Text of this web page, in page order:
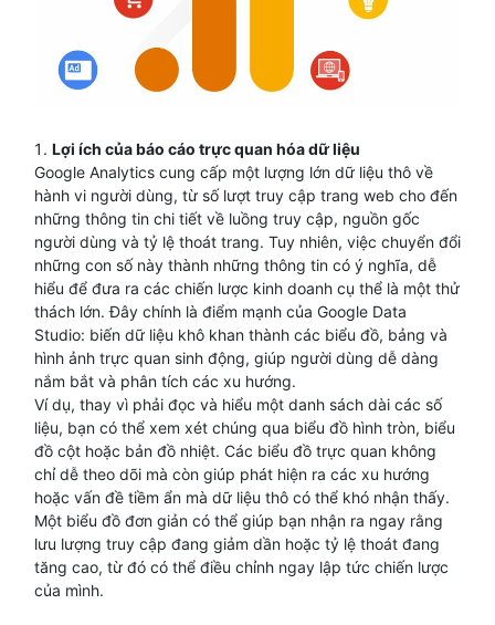
Lợi ích của báo cáo trực quan hóa dữ liệu
Google Analytics cung cấp một lượng lớn dữ liệu thô về
hành vi người dùng, từ số lượt truy cập trang web cho đến
những thông tin chi tiết về luồng truy cập, nguồn gốc
người dùng và tỷ lệ thoát trang. Tuy nhiên, việc chuyển đổi
những con số này thành những thông tin có ý nghĩa, dễ
hiểu để đưa ra các chiến lược kinh doanh cụ thể là một thử
thách lớn. Đây chính là điểm mạnh của Google Data
Studio: biến dữ liệu khô khan thành các biểu đồ, bảng và
hình ảnh trực quan sinh động, giúp người dùng dễ dàng
nắm bắt và phân tích các xu hướng.
Ví dụ, thay vì phải đọc và hiểu một danh sách dài các số
liệu, bạn có thể xem xét chúng qua biểu đồ hình tròn, biểu
đồ cột hoặc bản đồ nhiệt. Các biểu đồ trực quan không
chỉ dễ theo dõi mà còn giúp phát hiện ra các xu hướng
hoặc vấn đề tiềm ẩn mà dữ liệu thô có thể khó nhận thấy.
Một biểu đồ đơn giản có thể giúp bạn nhận ra ngay rằng
lưu lượng truy cập đang giảm dần hoặc tỷ lệ thoát đang
tăng cao, từ đó có thể điều chỉnh ngay lập tức chiến lược
của mình.